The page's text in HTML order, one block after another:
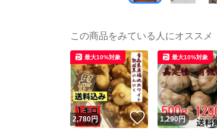
この商品をみている人にオススメ
2,780円 いいね！
最大10%対象
1,290円
最大10%対象